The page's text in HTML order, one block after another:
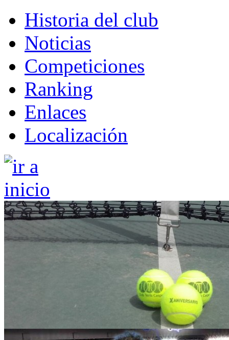
Historia del club
Noticias
Competiciones
Ranking
Enlaces
Localización